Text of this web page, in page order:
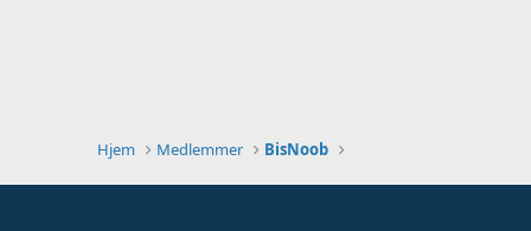
Hjem Medlemmer BisNoob